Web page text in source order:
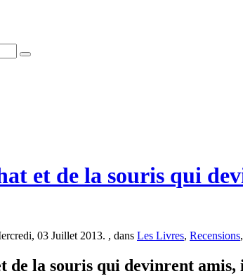
et de la souris qui
03 Juillet 2013. , dans Les Livres, Recensions,
de la souris qui devinrent